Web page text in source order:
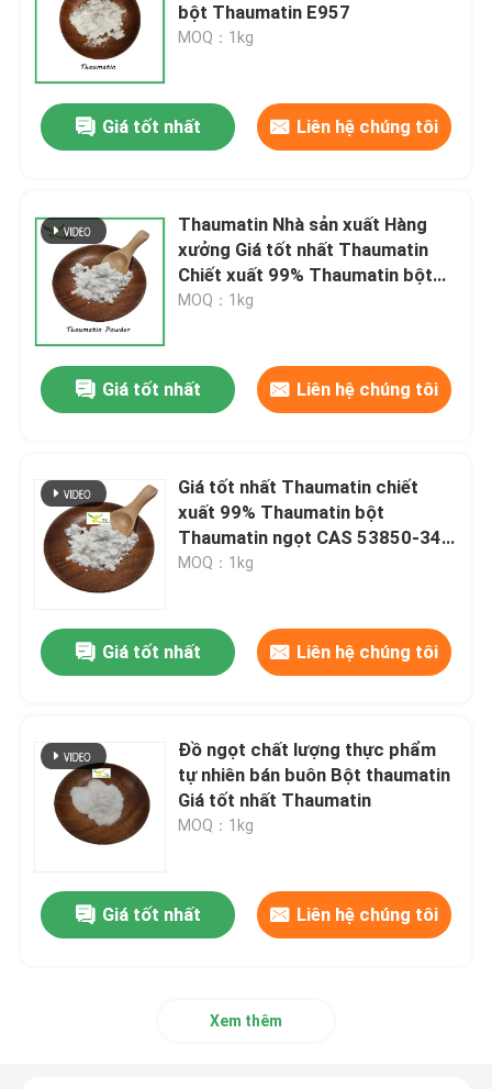
Sản phẩm
Về chúng tôi
Tham quan nhà máy
Liên hệ với chúng tôi
Bột chiết xuất thực vật
bột Thaumatin E957
MOQ：1kg
Giá tốt nhất Liên hệ chúng tôi
Thaumatin Nhà sản xuất Hàng
xưởng Giá tốt nhất Thaumatin
Chiết xuất 99% Thaumatin bột
Thaumatin ngọt
MOQ：1kg
Giá tốt nhất Liên hệ chúng tôi
Giá tốt nhất Thaumatin chiết
xuất 99% Thaumatin bột
Thaumatin ngọt CAS 53850-34-
3
MOQ：1kg
Giá tốt nhất Liên hệ chúng tôi
Đồ ngọt chất lượng thực phẩm
tự nhiên bán buôn Bột thaumatin
Giá tốt nhất Thaumatin
MOQ：1kg
Giá tốt nhất Liên hệ chúng tôi
Xem thêm